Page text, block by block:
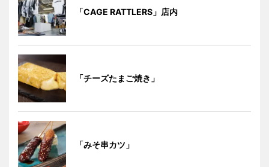
「CAGE RATTLERS」店内
「チーズたまご焼き」
「みそ串カツ」